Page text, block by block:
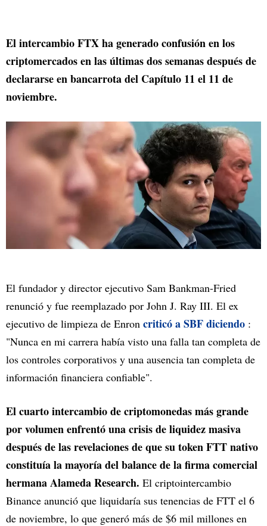
El intercambio FTX ha generado confusión en los
criptomercados en las últimas dos semanas después de
declararse en bancarrota del Capítulo 11 el 11 de
noviembre.
El fundador y director ejecutivo Sam Bankman-Fried
renunció y fue reemplazado por John J. Ray III. El ex
ejecutivo de limpieza de Enron criticó a SBF diciendo :
"Nunca en mi carrera había visto una falla tan completa de
los controles corporativos y una ausencia tan completa de
información financiera confiable".
El cuarto intercambio de criptomonedas más grande
por volumen enfrentó una crisis de liquidez masiva
después de las revelaciones de que su token FTT nativo
constituía la mayoría del balance de la firma comercial
hermana Alameda Research. El criptointercambio
Binance anunció que liquidaría sus tenencias de FTT el 6
de noviembre, lo que generó más de $6 mil millones en